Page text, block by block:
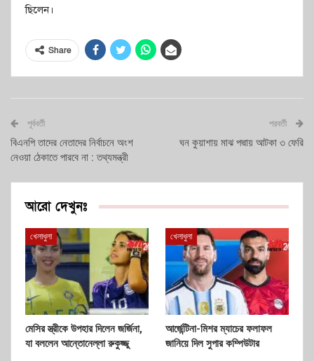
ছিলেন।
Share
পূর্ববর্তী
বিএনপি তাদের নেতাদের নির্বাচনে অংশ
নেওয়া ঠেকাতে পারবে না : তথ্যমন্ত্রী
পরবর্তী
ঘন কুয়াশায় মাঝ পদ্মায় আটকা ৩ ফেরি
আরো দেখুনঃ
খেলাধুলা
মেসির স্ত্রীকে উপহার দিলেন জর্জিনা,
যা বললেন আন্তোনেল্লা রুকুজ্জু
খেলাধুলা
আর্জেন্টিনা-মিশর ম্যাচের ফলাফল
জানিয়ে দিল সুপার কম্পিউটার